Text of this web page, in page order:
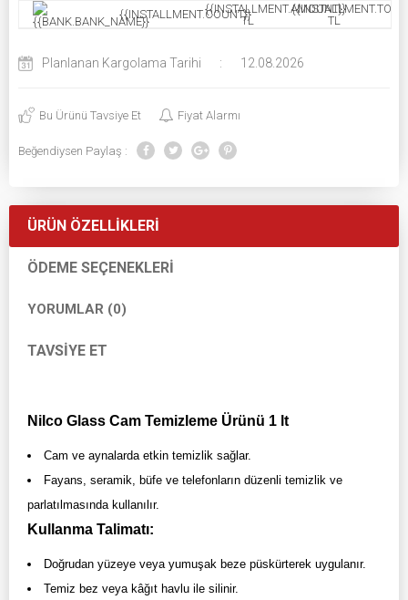
{{INSTALLMENT.COUNT}}{{INSTALLMENT.AMOUNT}}
TL
TL
Planlanan Kargolama Tarihi : 12.08.2026
Bu Ürünü Tavsiye Et Fiyat Alarmı
Beğendiysen Paylaş :
ÜRÜN ÖZELLIKLERI
ÖDEME SEÇENEKLERI
YORUMLAR (0)
TAVSIYE ET
Nilco Glass Cam Temizleme Ürünü 1 lt
Cam ve aynalarda etkin temizlik sağlar.
Fayans, seramik, büfe ve telefonların düzenli temizlik ve
parlatılmasında kullanılır.
Kullanma Talimatı:
Doğrudan yüzeye veya yumuşak beze püskürterek uygulanır.
Temiz bez veya kâğıt havlu ile silinir.